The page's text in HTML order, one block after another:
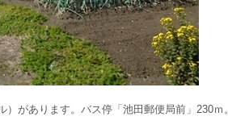
があります。バス停「池田郵便局前」230ｍ。